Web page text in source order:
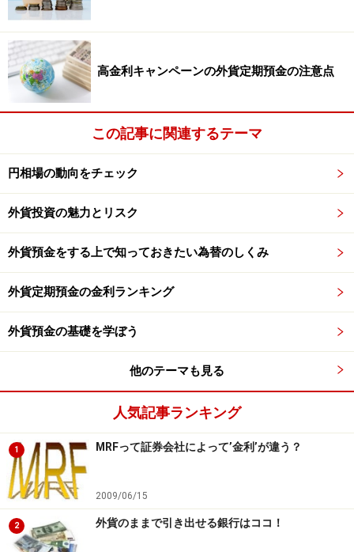
1/2 次のページへ
高金利キャンペーンの外貨定期預金の注意点
この記事に関連するテーマ
円相場の動向をチェック
外貨投資の魅力とリスク
外貨預金をする上で知っておきたい為替のしくみ
外貨定期預金の金利ランキング
外貨預金の基礎を学ぼう
他のテーマも見る
人気記事ランキング
1 MRFって証券会社によって’金利’が違う？
2009/06/15
2 外貨のままで引き出せる銀行はココ！